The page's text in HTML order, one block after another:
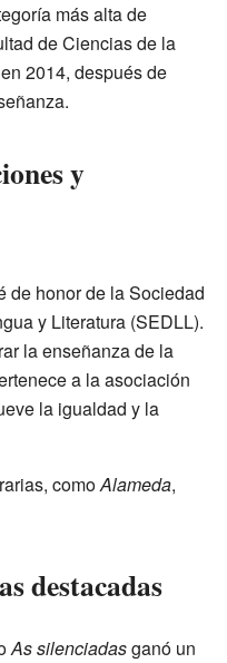
más alta de
de Ciencias de la
2014, después de
y
de honor de la Sociedad
y Literatura (SEDLL).
la enseñanza de la
a la asociación
la igualdad y la
comoAlameda,
destacadas
As silenciadasganó un